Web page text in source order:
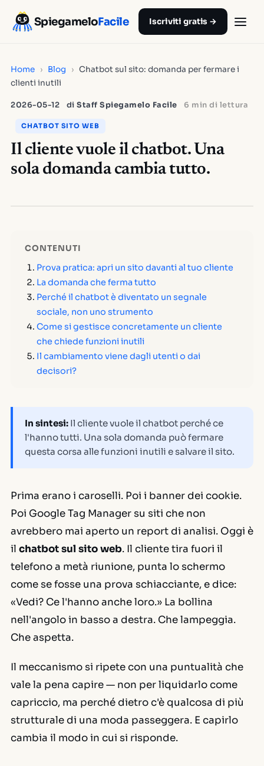
SpiegameloFacile Iscriviti gratis →
Home › Blog › Chatbot sul sito: domanda per fermare i
clienti inutili
2026-05-12 di Staff Spiegamelo Facile 6 min di lettura
CHATBOT SITO WEB
Il cliente vuole il chatbot. Una
sola domanda cambia tutto.
CONTENUTI
Prova pratica: apri un sito davanti al tuo cliente
La domanda che ferma tutto
Perché il chatbot è diventato un segnale
sociale, non uno strumento
Come si gestisce concretamente un cliente
che chiede funzioni inutili
Il cambiamento viene dagli utenti o dai
decisori?
In sintesi: Il cliente vuole il chatbot perché ce
l'hanno tutti. Una sola domanda può fermare
questa corsa alle funzioni inutili e salvare il sito.
Prima erano i caroselli. Poi i banner dei cookie.
Poi Google Tag Manager su siti che non
avrebbero mai aperto un report di analisi. Oggi è
il chatbot sul sito web. Il cliente tira fuori il
telefono a metà riunione, punta lo schermo
come se fosse una prova schiacciante, e dice:
«Vedi? Ce l'hanno anche loro.» La bollina
nell'angolo in basso a destra. Che lampeggia.
Che aspetta.
Il meccanismo si ripete con una puntualità che
vale la pena capire — non per liquidarlo come
capriccio, ma perché dietro c'è qualcosa di più
strutturale di una moda passeggera. E capirlo
cambia il modo in cui si risponde.